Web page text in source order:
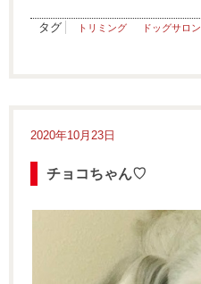
タグ トリミング ドッグサロン
2020年10月23日
チョコちゃん♡